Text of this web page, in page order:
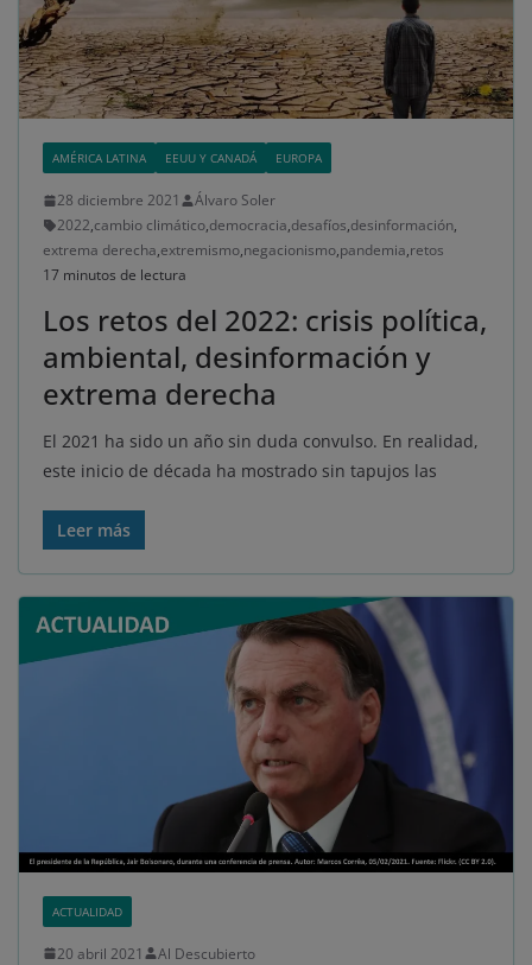
AMÉRICA LATINA EEUU Y CANADÁ EUROPA
28 diciembre 2021
Álvaro Soler
2022,cambio climático,democracia,desafíos,desinformación,
extrema derecha,extremismo,negacionismo,pandemia,retos
17 minutos de lectura
Los retos del 2022: crisis política,
ambiental, desinformación y
extrema derecha
El 2021 ha sido un año sin duda convulso. En realidad,
este inicio de década ha mostrado sin tapujos las
Leer más
ACTUALIDAD
20 abril 2021
Al Descubierto